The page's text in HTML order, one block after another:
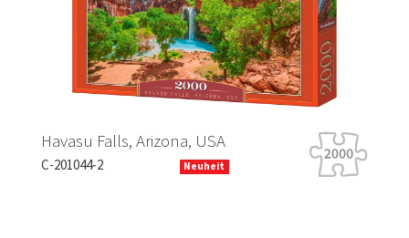
Havasu Falls, Arizona, USA
C-201044-2 Neuheit